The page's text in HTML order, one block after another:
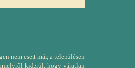
nem esett már, a településen
kiderül, hogy váratlan